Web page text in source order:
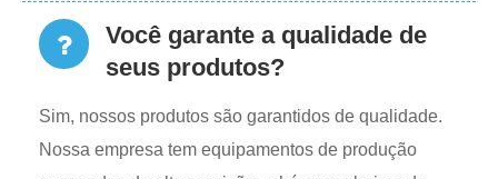
Você garante a qualidade de
seus produtos?
Sim, nossos produtos são garantidos de qualidade.
Nossa empresa tem equipamentos de produção